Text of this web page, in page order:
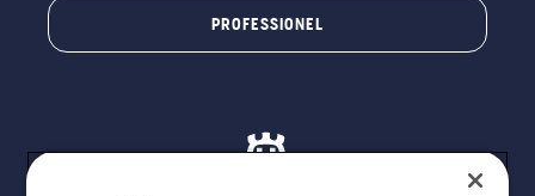
PROFESSIONEL